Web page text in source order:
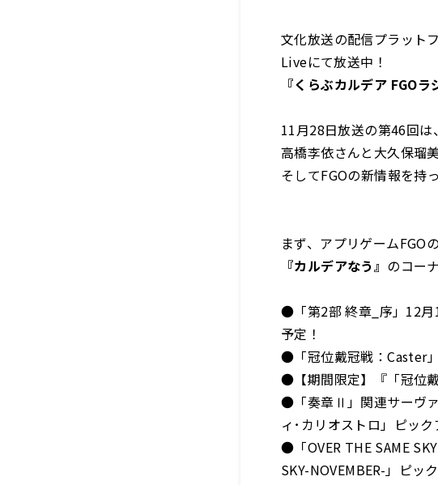
文化放送の配信プラット
Liveにて放送中！
『くらぶカルデア FGOラ
11月28日放送の第46回は、
高橋李依さんと大久保瑠美
そしてFGOの新情報を持
まず、アプリゲームFGO
『カルデアなう』 のコー
●「第2部 終章_序」12月
予定！
●「冠位戴冠戦：Caster
●【期間限定】『「冠位
●「奏章Ⅱ」関連サーヴ
ィ･カリオストロ」ピック
●「OVER THE SAME
SKY-NOVEMBER-」ピッ